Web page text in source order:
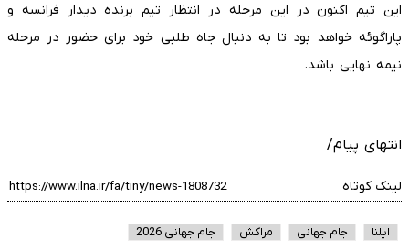
این تیم اکنون در این مرحله در انتظار تیم برنده دیدار فرانسه و
پاراگوئه خواهد بود تا به دنبال جاه طلبی خود برای حضور در مرحله
نیمه نهایی باشد.
انتهای پیام/
لینک کوتاه
ایلنا جام جهانی مراکش جام جهانی 2026